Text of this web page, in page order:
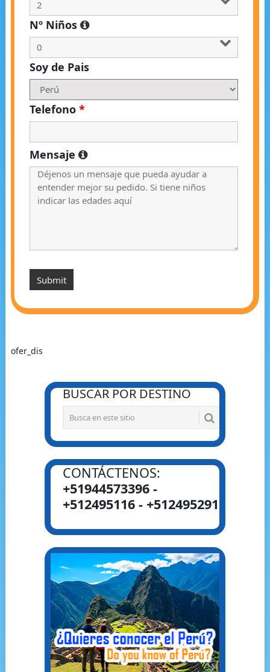
Nº Niños
Soy de Pais
Telefono *
Mensaje
ofer_dis
BUSCAR POR DESTINO
CONTÁCTENOS:
+51944573396 -
+512495116 - +512495291